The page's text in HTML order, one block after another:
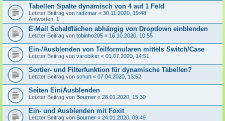
Tabellen Spalte dynamisch von 4 auf 1 Feld
Letzter Beitrag von radzmar « 30.11.2020, 19:48
Antworten: 1
E-Mail Schaltflächen abhängig von Dropdown einblenden
Letzter Beitrag von tobinho205 « 16.10.2020, 10:55
Ein-/Ausblenden von Teilformularen mittels Switch/Case
Letzter Beitrag von varobiker « 01.07.2020, 14:51
Sortier- und Filterfunktion für dynamische Tabellen?
Letzter Beitrag von schuh « 07.04.2020, 13:52
Seiten Ein/Ausblenden
Letzter Beitrag von Bourner « 28.01.2020, 15:30
Ein- und Ausblenden mit Foxit
Letzter Beitrag von Bourner « 24.01.2020, 09:49